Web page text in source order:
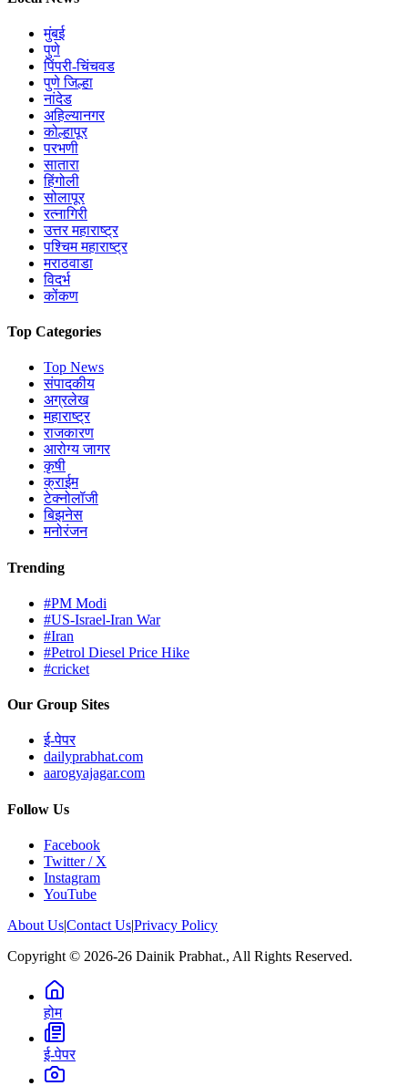
मुंबई
पुणे
पिंपरी-चिंचवड
पुणे जिल्हा
नांदेड
अहिल्यानगर
कोल्हापूर
परभणी
सातारा
हिंगोली
सोलापूर
रत्नागिरी
उत्तर महाराष्ट्र
पश्चिम महाराष्ट्र
मराठवाडा
विदर्भ
कोंकण
Top Categories
Top News
संपादकीय
अग्रलेख
महाराष्ट्र
राजकारण
आरोग्य जागर
कृषी
क्राईम
टेक्नोलॉजी
बिझनेस
मनोरंजन
Trending
#PM Modi
#US-Israel-Iran War
#Iran
#Petrol Diesel Price Hike
#cricket
Our Group Sites
ई-पेपर
dailyprabhat.com
aarogyajagar.com
Follow Us
Facebook
Twitter / X
Instagram
YouTube
About Us|Contact Us|Privacy Policy
Copyright © 2026-26 Dainik Prabhat., All Rights Reserved.
होम
ई-पेपर